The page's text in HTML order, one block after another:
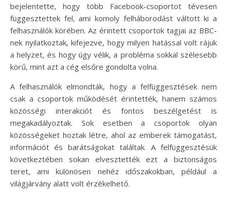
bejelentette, hogy több Facebook-csoportot tévesen
függesztettek fel, ami komoly felháborodást váltott ki a
felhasználók körében. Az érintett csoportok tagjai az BBC-
nek nyilatkoztak, kifejezve, hogy milyen hatással volt rájuk
a helyzet, és hogy úgy vélik, a probléma sokkal szélesebb
körű, mint azt a cég elsőre gondolta volna.
A felhasználók elmondták, hogy a felfüggesztések nem
csak a csoportok működését érintették, hanem számos
közösségi interakciót és fontos beszélgetést is
megakadályoztak. Sok esetben a csoportok olyan
közösségeket hoztak létre, ahol az emberek támogatást,
információt és barátságokat találtak. A felfüggesztésük
következtében sokan elvesztették ezt a biztonságos
teret, ami különösen nehéz időszakokban, például a
világjárvány alatt volt érzékelhető.